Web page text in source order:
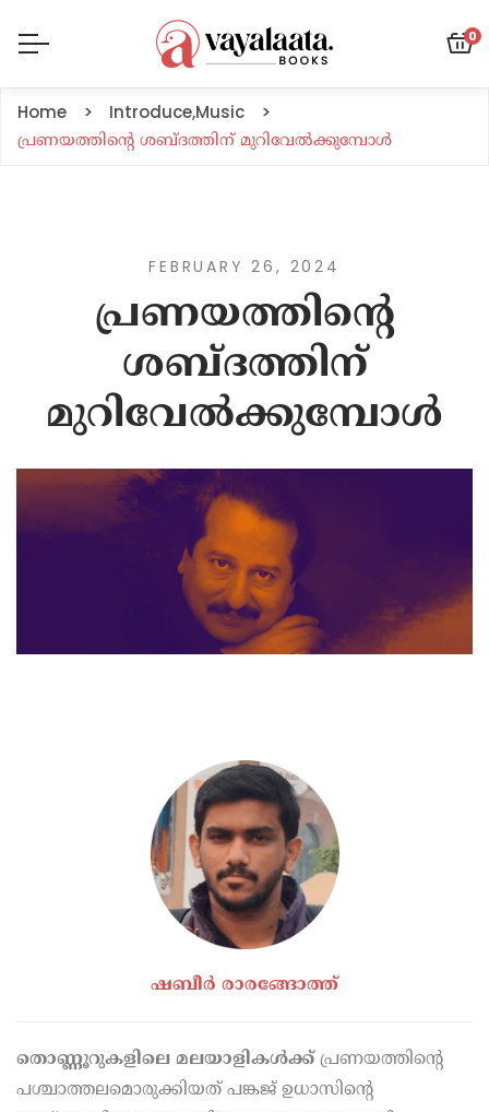
0
Home Introduce,Music
പ്രണയത്തിൻ്റെ ശബ്ദത്തിന് മുറിവേൽക്കുമ്പോൾ
FEBRUARY 26, 2024
പ്രണയത്തിൻ്റെ
ശബ്ദത്തിന്
മുറിവേൽക്കുമ്പോൾ
ഷബീർ രാരങ്ങോത്ത്
തൊണ്ണൂറുകളിലെ മലയാളികൾക്ക്പ്രണയത്തിന്റെ
പശ്ചാത്തലമൊരുക്കിയത് പങ്കജ് ഉധാസിന്റെ